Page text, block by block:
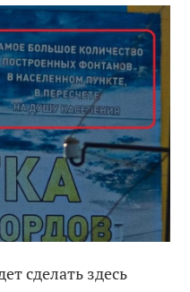
сделать здесь